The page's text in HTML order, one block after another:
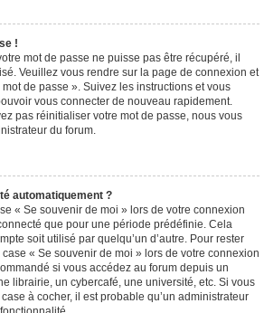
!
mot de passe ne puisse pas être récupéré, il
Veuillez vous rendre sur la page de connexion et
de passe ». Suivez les instructions et vous
vous connecter de nouveau rapidement.
pas réinitialiser votre mot de passe, nous vous
du forum.
automatiquement ?
« Se souvenir de moi » lors de votre connexion
que pour une période prédéfinie. Cela
soit utilisé par quelqu’un d’autre. Pour rester
« Se souvenir de moi » lors de votre connexion
si vous accédez au forum depuis un
librairie, un cybercafé, une université, etc. Si vous
à cocher, il est probable qu’un administrateur